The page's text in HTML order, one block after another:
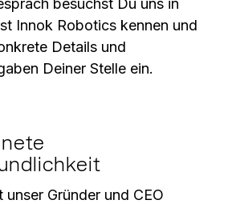
besuchst Du uns in
Innok Robotics kennen und
Details und
Deiner Stelle ein.
Gründer und CEO